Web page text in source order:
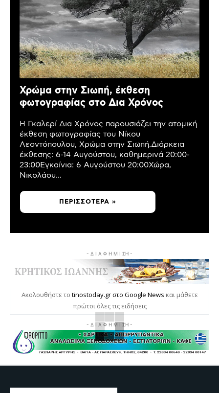
Χρώμα στην Σιωπή, έκθεση
φωτογραφίας στο Δια Χρόνος
Η Γκαλερί Δια Χρόνος παρουσιάζει την ατομική
έκθεση φωτογραφίας του Νίκου
Λεοντόπουλου, Χρώμα στην Σιωπή.Διάρκεια
έκθεσης: 6-14 Αυγούστου, καθημερινά 20:00-
23:00Εγκαίνια: 6 Αυγούστου 20:00Χώρα,
Νικολάου...
ΠΕΡΙΣΣΌΤΕΡΑ »
- Δ Ι Α Φ Η Μ Ι ΣΗ -
Ακολουθήστε το tinostoday.gr στο Google News και μάθετε
πρώτοι όλες τις ειδήσεις
- Δ Ι Α Φ Η Μ Ι ΣΗ -